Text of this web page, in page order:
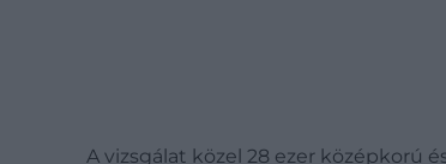
A vizsgálat közel 28 ezer középkorú